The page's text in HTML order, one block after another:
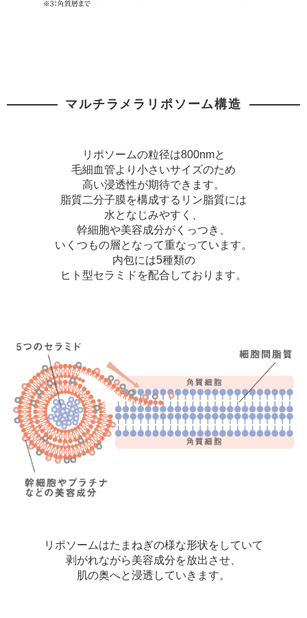
マルチラメラリポソーム構造
リポソームの粒径は800nmと
毛細血管より小さいサイズのため
高い浸透性が期待できます。
脂質二分子膜を構成するリン脂質には
水となじみやすく、
幹細胞や美容成分がくっつき、
いくつもの層となって重なっています。
内包には5種類の
ヒト型セラミドを配合しております。
リポソームはたまねぎの様な形状をしていて
剥がれながら美容成分を放出させ、
肌の奥へと浸透していきます。